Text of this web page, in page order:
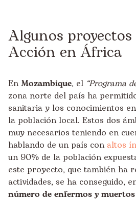
Algunos
Acción en África
EnMozambique, el “Programa
zona norte del país ha
sanitaria y los conocimientos
la población local. Estos dos
muy necesarios teniendo en
hablando de un país con altos
un 90% de la población
este proyecto, que también ha
actividades, se ha conseguido,
número de enfermos y